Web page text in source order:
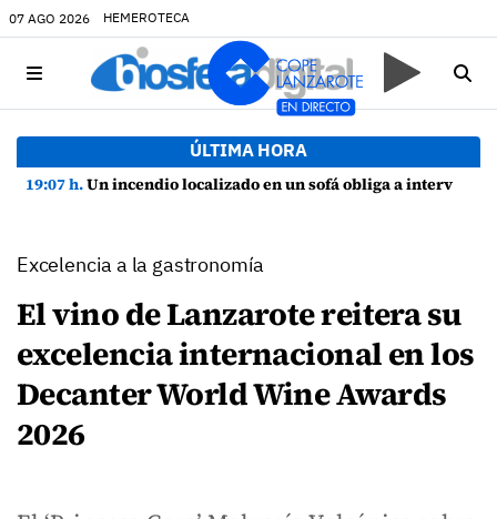
07 AGO 2026 HEMEROTECA
ÚLTIMA HORA
19:07 h.Un incendio localizado en un sofá obliga a intervenir en una vivienda de Playa Honda
Excelencia a la gastronomía
El vino de Lanzarote reitera su
excelencia internacional en los
Decanter World Wine Awards
2026